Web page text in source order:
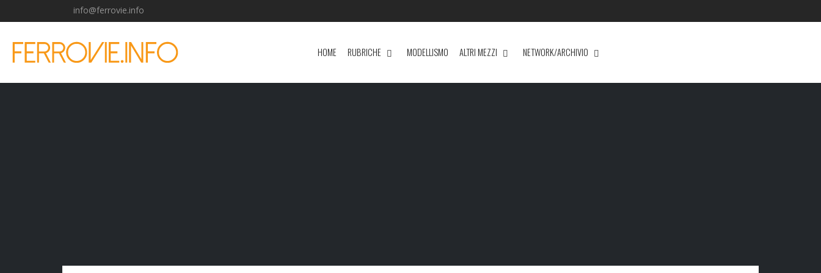
info@ferrovie.info
HOME RUBRICHE MODELLISMO ALTRI MEZZI NETWORK/ARCHIVIO